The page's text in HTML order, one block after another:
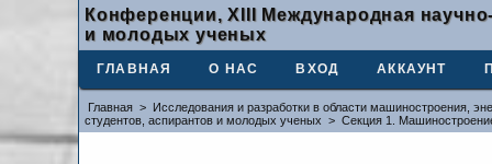
Конференции, XIII Международная
и молодых ученых
ГЛАВНАЯ О НАС ВХОД АККАУНТ
Главная > Исследования и разработки в области машиностроения,
студентов, аспирантов и молодых ученых > Секция 1.